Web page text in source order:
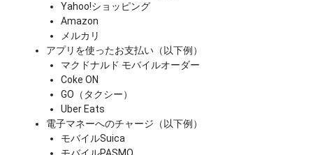
Yahoo!ショッピング
Amazon
メルカリ
アプリを使ったお支払い（以下例）
マクドナルド モバイルオーダー
Coke ON
GO（タクシー）
Uber Eats
電子マネーへのチャージ（以下例）
モバイルSuica